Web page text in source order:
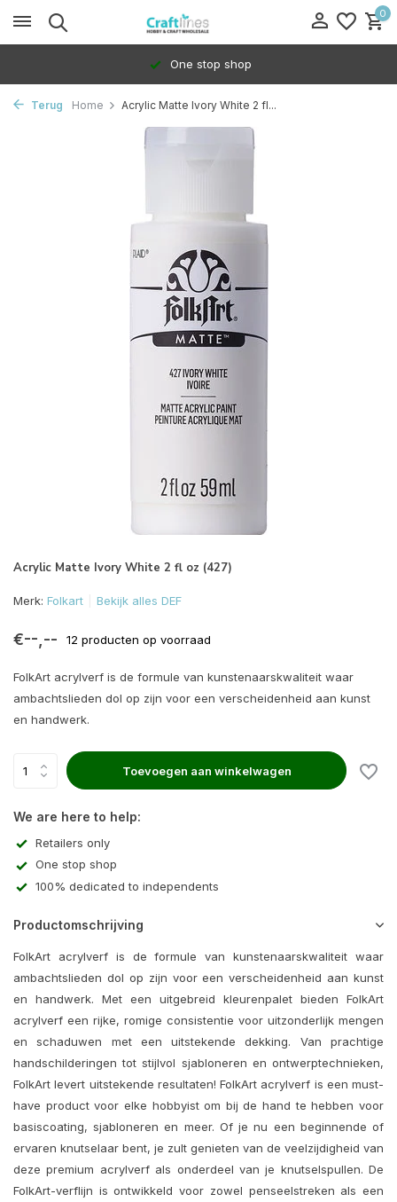
0
One stop shop
Terug Home Acrylic Matte Ivory White 2 fl...
Acrylic Matte Ivory White 2 fl oz (427)
Merk: Folkart Bekijk alles DEF
€--,-- 12 producten op voorraad
FolkArt acrylverf is de formule van kunstenaarskwaliteit waar
ambachtslieden dol op zijn voor een verscheidenheid aan kunst
en handwerk.
Toevoegen aan winkelwagen
We are here to help:
Retailers only
One stop shop
100% dedicated to independents
Productomschrijving
FolkArt acrylverf is de formule van kunstenaarskwaliteit waar
ambachtslieden dol op zijn voor een verscheidenheid aan kunst
en handwerk. Met een uitgebreid kleurenpalet bieden FolkArt
acrylverf een rijke, romige consistentie voor uitzonderlijk mengen
en schaduwen met een uitstekende dekking. Van prachtige
handschilderingen tot stijlvol sjabloneren en ontwerptechnieken,
FolkArt levert uitstekende resultaten! FolkArt acrylverf is een must-
have product voor elke hobbyist om bij de hand te hebben voor
basiscoating, sjabloneren en meer. Of je nu een beginnende of
ervaren knutselaar bent, je zult genieten van de veelzijdigheid van
deze premium acrylverf als onderdeel van je knutselspullen. De
FolkArt-verflijn is ontwikkeld voor zowel penseelstreken als een